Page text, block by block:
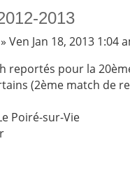
2013
» Ven Jan 18, 2013 1:04
reportés pour la
(2ème match de
Poiré-sur-Vie